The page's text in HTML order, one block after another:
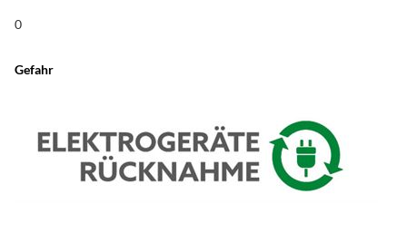
Integriertes Mikrofon
ja
integrierter Lautsprecher
ja
0
Gefahr